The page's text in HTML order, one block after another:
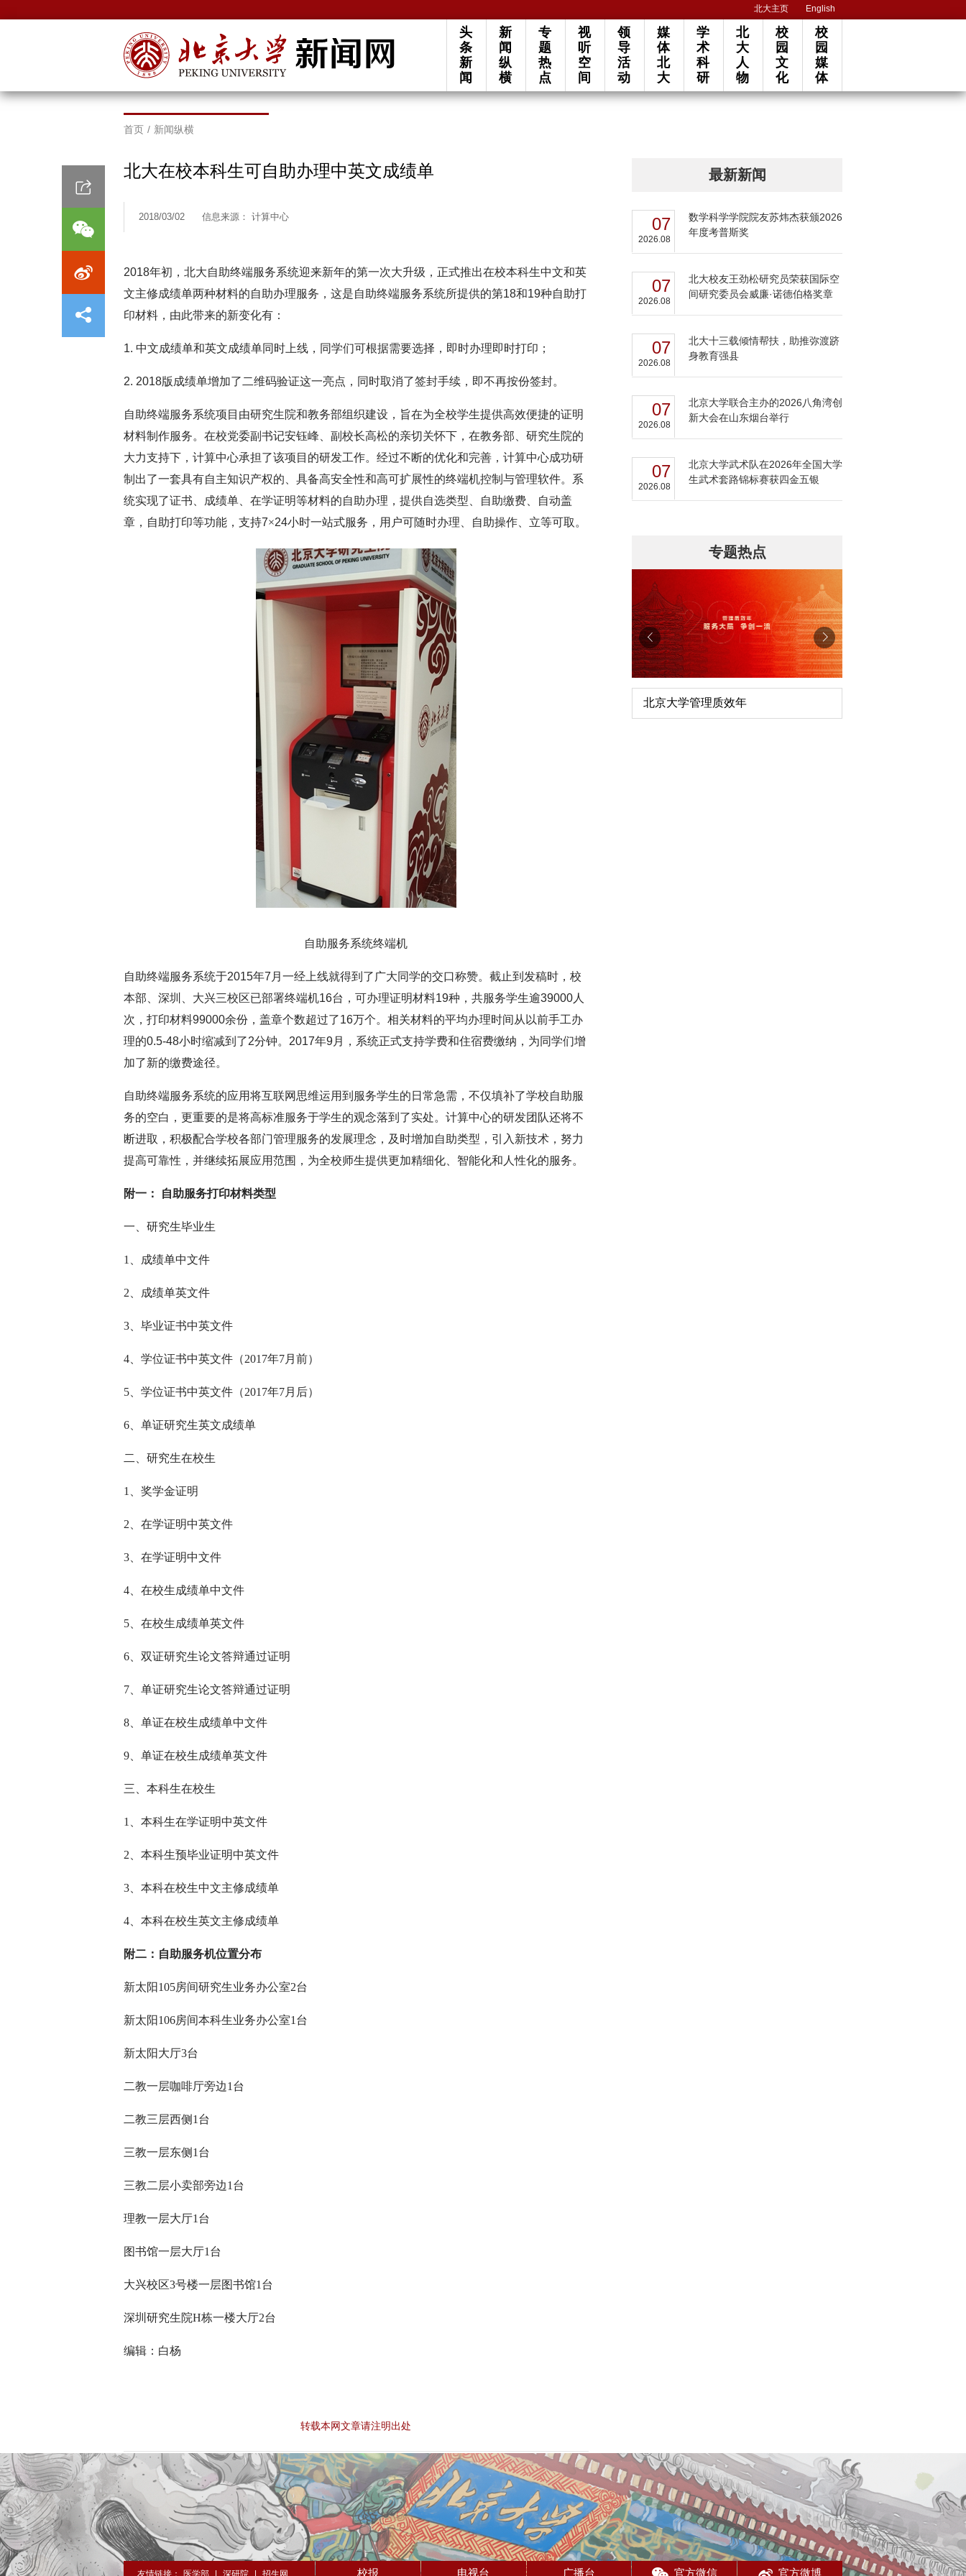
北大主页 English
头
条
新
闻
新
闻
纵
横
专
题
热
点
视
听
空
间
领
导
活
动
媒
体
北
大
学
术
科
研
北
大
人
物
校
园
文
化
校
园
媒
体
首页 / 新闻纵横
北大在校本科生可自助办理中英文成绩单
2018/03/02 信息来源： 计算中心
2018年初，北大自助终端服务系统迎来新年的第一次大升级，正式推出在校本科生中文和英
文主修成绩单两种材料的自助办理服务，这是自助终端服务系统所提供的第18和19种自助打
印材料，由此带来的新变化有：
1. 中文成绩单和英文成绩单同时上线，同学们可根据需要选择，即时办理即时打印；
2. 2018版成绩单增加了二维码验证这一亮点，同时取消了签封手续，即不再按份签封。
自助终端服务系统项目由研究生院和教务部组织建设，旨在为全校学生提供高效便捷的证明
材料制作服务。在校党委副书记安钰峰、副校长高松的亲切关怀下，在教务部、研究生院的
大力支持下，计算中心承担了该项目的研发工作。经过不断的优化和完善，计算中心成功研
制出了一套具有自主知识产权的、具备高安全性和高可扩展性的终端机控制与管理软件。系
统实现了证书、成绩单、在学证明等材料的自助办理，提供自选类型、自助缴费、自动盖
章，自助打印等功能，支持7×24小时一站式服务，用户可随时办理、自助操作、立等可取。
自助服务系统终端机
自助终端服务系统于2015年7月一经上线就得到了广大同学的交口称赞。截止到发稿时，校
本部、深圳、大兴三校区已部署终端机16台，可办理证明材料19种，共服务学生逾39000人
次，打印材料99000余份，盖章个数超过了16万个。相关材料的平均办理时间从以前手工办
理的0.5-48小时缩减到了2分钟。2017年9月，系统正式支持学费和住宿费缴纳，为同学们增
加了新的缴费途径。
自助终端服务系统的应用将互联网思维运用到服务学生的日常急需，不仅填补了学校自助服
务的空白，更重要的是将高标准服务于学生的观念落到了实处。计算中心的研发团队还将不
断进取，积极配合学校各部门管理服务的发展理念，及时增加自助类型，引入新技术，努力
提高可靠性，并继续拓展应用范围，为全校师生提供更加精细化、智能化和人性化的服务。
附一： 自助服务打印材料类型
一、研究生毕业生
1、成绩单中文件
2、成绩单英文件
3、毕业证书中英文件
4、学位证书中英文件（2017年7月前）
5、学位证书中英文件（2017年7月后）
6、单证研究生英文成绩单
二、研究生在校生
1、奖学金证明
2、在学证明中英文件
3、在学证明中文件
4、在校生成绩单中文件
5、在校生成绩单英文件
6、双证研究生论文答辩通过证明
7、单证研究生论文答辩通过证明
8、单证在校生成绩单中文件
9、单证在校生成绩单英文件
三、本科生在校生
1、本科生在学证明中英文件
2、本科生预毕业证明中英文件
3、本科在校生中文主修成绩单
4、本科在校生英文主修成绩单
附二：自助服务机位置分布
新太阳105房间研究生业务办公室2台
新太阳106房间本科生业务办公室1台
新太阳大厅3台
二教一层咖啡厅旁边1台
二教三层西侧1台
三教一层东侧1台
三教二层小卖部旁边1台
理教一层大厅1台
图书馆一层大厅1台
大兴校区3号楼一层图书馆1台
深圳研究生院H栋一楼大厅2台
编辑：白杨
转载本网文章请注明出处
最新新闻
07
2026.08
数学科学学院院友苏炜杰获颁2026
年度考普斯奖
07
2026.08
北大校友王劲松研究员荣获国际空
间研究委员会威廉·诺德伯格奖章
07
2026.08
北大十三载倾情帮扶，助推弥渡跻
身教育强县
07
2026.08
北京大学联合主办的2026八角湾创
新大会在山东烟台举行
07
2026.08
北京大学武术队在2026年全国大学
生武术套路锦标赛获四金五银
专题热点
深切缅怀李政道先生
扎实开展树立和践行正确政绩观学习教
北京大学管理质效年
友情链接： 医学部 深研院 招生网 校报 电视台 广播台 官方微信 官方微博